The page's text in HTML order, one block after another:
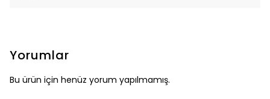
Yorumlar
Bu ürün için henüz yorum yapılmamış.